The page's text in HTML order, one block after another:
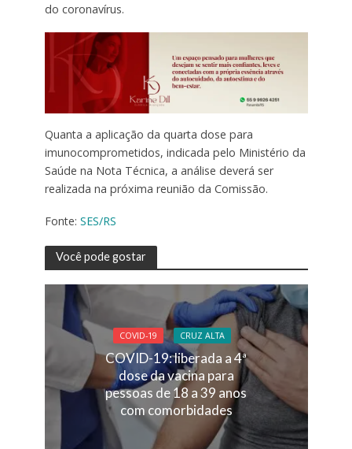
do coronavírus.
Quanta a aplicação da quarta dose para
imunocomprometidos, indicada pelo Ministério da
Saúde na Nota Técnica, a análise deverá ser
realizada na próxima reunião da Comissão.
Fonte: SES/RS
Você pode gostar
COVID-19 CRUZ ALTA
COVID-19: liberada a 4ª
dose da vacina para
pessoas de 18 a 39 anos
com comorbidades